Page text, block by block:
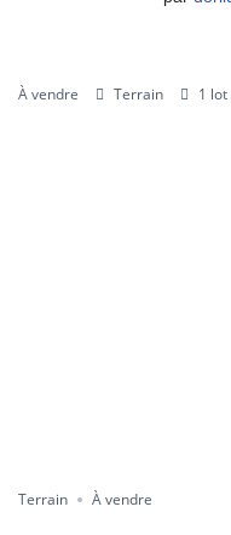
À vendre Terrain 1
Terrain À vendre